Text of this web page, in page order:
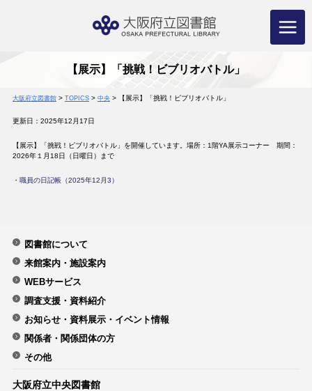
【展示】「挑戦！ビブリオバトル」
大阪府立図書館> TOPICS> 中央> 【展示】「挑戦！ビブリオバトル」
更新日：2025年12月17日
【展示】「挑戦！ビブリオバトル」を開催しています。場所：1階YA展示コーナー 期間：
2026年１月18日（日曜日）まで
・ 職員の日記帳（2025年12月3）
図書館について
来館案内・施設案内
WEBサービス
調査支援・資料紹介
お知らせ・資料展示・イベント情報
関係者・関係団体の方
その他
大阪府立中央図書館